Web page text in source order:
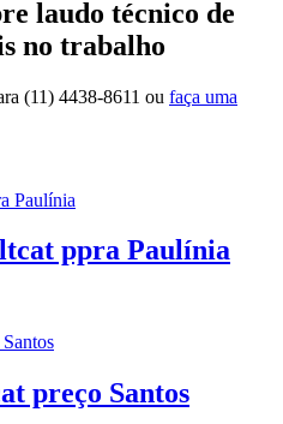
laudo técnico de
no trabalho
(11) 4438-8611 ou faça uma
ppra Paulínia
preço Santos